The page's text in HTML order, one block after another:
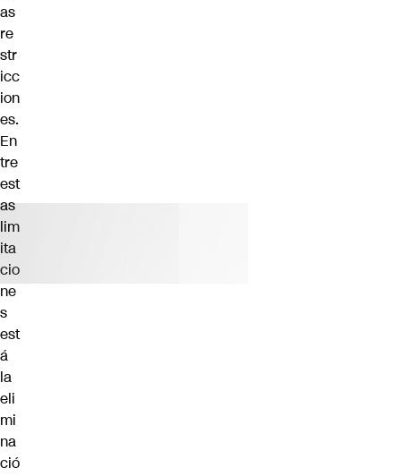
as
re
str
icc
ion
es.
En
tre
est
as
lim
ita
cio
ne
s
est
á
la
eli
mi
na
ció